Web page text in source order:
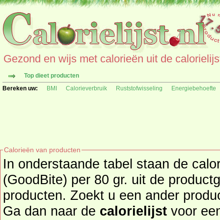
Gezond en wijs met calorieën uit de
Top dieet producten
Bereken uw:
BMI Calorieverbruik Ruststofwisseling Energiebehoefte
Calorieën van producten
In onderstaande tabel staan de
(GoodBite) per 80 gr. uit de
producten. Zoekt u een ander product en de calorieën daarvan?
Ga dan naar de calorielijst voor een